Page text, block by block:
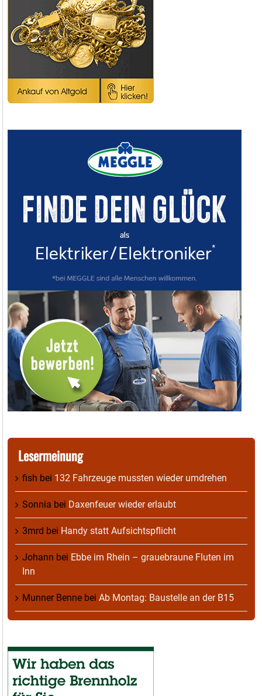
Lesermeinung
fish bei 132 Fahrzeuge mussten wieder umdrehen
Sonnia bei Daxenfeuer wieder erlaubt
3mrd bei Handy statt Aufsichtspflicht
Johann bei Ebbe im Rhein – grauebraune Fluten im
Inn
Munner Benne bei Ab Montag: Baustelle an der B15